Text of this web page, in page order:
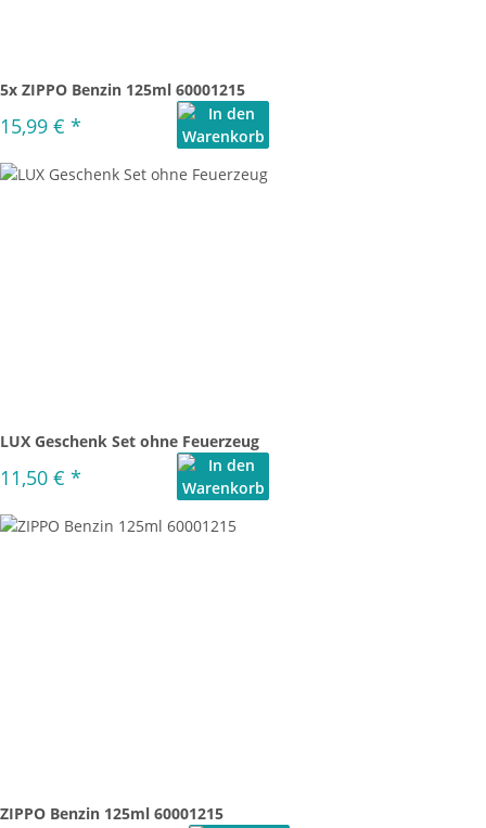
5x ZIPPO Benzin 125ml 60001215
15,99 € *
LUX Geschenk Set ohne Feuerzeug
11,50 € *
ZIPPO Benzin 125ml 60001215